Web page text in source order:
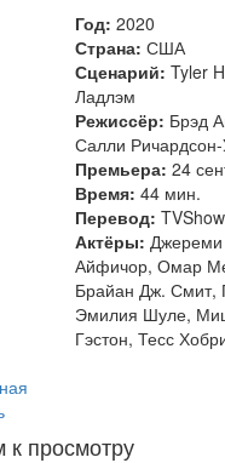
Год: 2020
Страна: США
Сценарий: Tyler
Ладлэм
Режиссёр: Брэд
Салли
Премьера: 24
Время: 44 мин.
Перевод:
Актёры: Джереми
Айфичор, Омар
Брайан Дж. Смит,
Эмилия Шуле,
Гэстон, Тесс
к просмотру